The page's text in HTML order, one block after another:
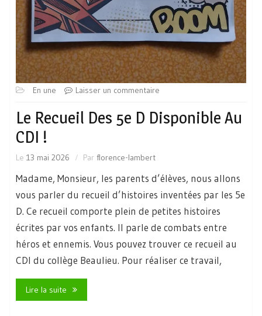
En une Laisser un commentaire
Le Recueil Des 5e D Disponible Au
CDI !
Le 13 mai 2026 Par florence-lambert
Madame, Monsieur, les parents d’élèves, nous allons
vous parler du recueil d’histoires inventées par les 5e
D. Ce recueil comporte plein de petites histoires
écrites par vos enfants. Il parle de combats entre
héros et ennemis. Vous pouvez trouver ce recueil au
CDI du collège Beaulieu. Pour réaliser ce travail,
Lire la suite